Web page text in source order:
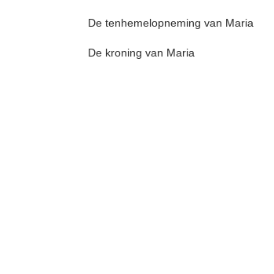
De tenhemelopneming van Maria
De kroning van Maria